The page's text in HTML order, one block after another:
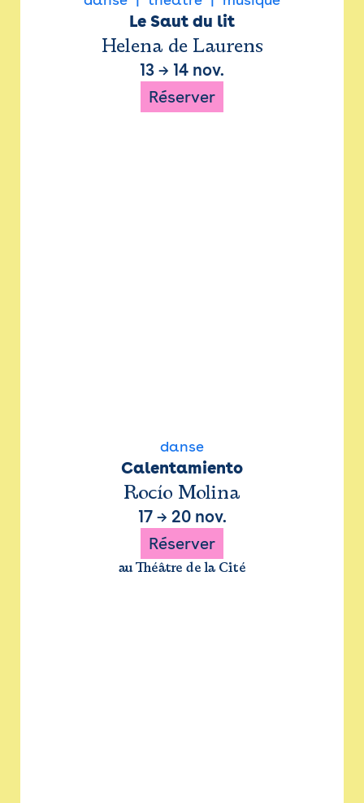
Le Saut du lit
Helena de Laurens
13 → 14 nov.
Réserver
danse
Calentamiento
Rocío Molina
17→ 20 nov.
Réserver
au Théâtre de la Cité